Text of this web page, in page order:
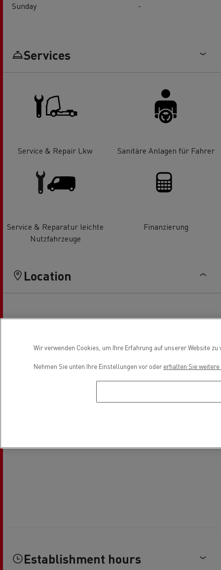
Sunday
-
Services
Service & Repair Lkw Sanitäre Anlagen für Fahrer
Service & Reparatur leichte
Nutzfahrzeuge
Finanzierung
Location
Establishment hours
Wir verwenden Cookies, um Ihre Erfahrung auf unserer Website
Nehmen Sie unten Ihre Einstellungen vor oder erhalten Sie